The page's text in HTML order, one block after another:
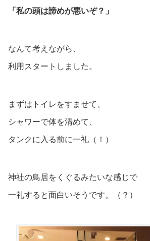
「私の頭は諦めが悪いぞ？」
なんて考えながら、
利用スタートしました。
まずはトイレをすませて、
シャワーで体を清めて、
タンクに入る前に一礼（！）
神社の鳥居をくぐるみたいな感じで
一礼すると面白いそうです。（？）